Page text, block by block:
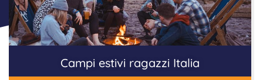
Equitazione
Mare
Multisport
Lazio
Lombardia
Sardegna
Spagna
Francia
Germania
Soggiorni linguistici Juvigo
Soggiorni linguistici inglese
Soggiorni linguistici tedesco
Campi estivi ragazzi Italia